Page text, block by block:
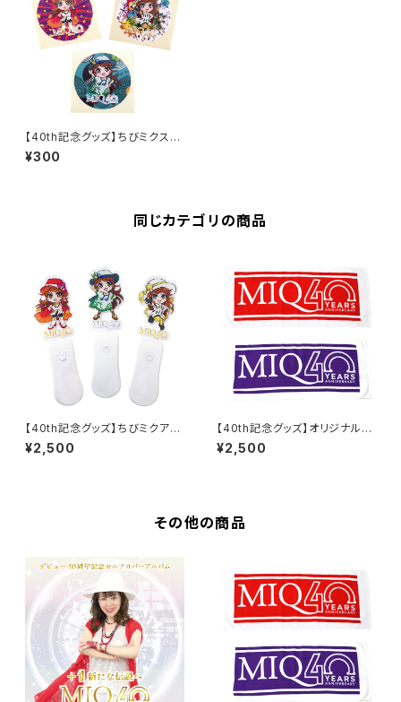
【40th記念グッズ】ちびミクステ
ッカー(赤／緑／黄色)
¥300
同じカテゴリの商品
【40th記念グッズ】ちびミクアク
リルペンライト(赤／緑／黄色)
¥2,500
【40th記念グッズ】オリジナルタ
オル(赤／紫)
¥2,500
その他の商品